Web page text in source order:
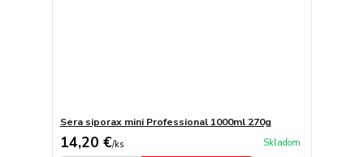
Sera siporax mini Professional 1000ml 270g
14,20 €/ks Skladom